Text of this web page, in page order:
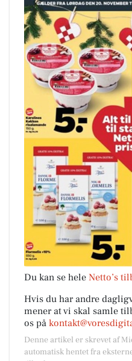
Du kan se hele Netto’s
Hvis du har andre
mener at vi skal samle
os på
Denne artikel er skrevet af
automatisk hentet fra